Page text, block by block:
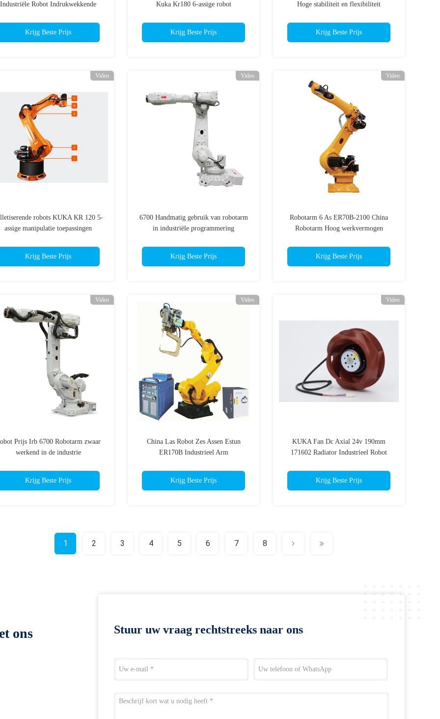
Industriële Robot Indrukwekkende
Krijg Beste Prijs
Kuka Kr180 6-assige robot
Krijg Beste Prijs
Hoge stabiliteit en flexibiliteit
Krijg Beste Prijs
Video
robots KUKA KR 120 5-
assige manipulatie toepassingen
Krijg Beste Prijs
Video
6700 Handmatig gebruik van robotarm
in industriële programmering
Krijg Beste Prijs
Video
Robotarm 6 As ER70B-2100 China
Robotarm Hoog werkvermogen
Krijg Beste Prijs
Video
Prijs Irb 6700 Robotarm zwaar
werkend in de industrie
Krijg Beste Prijs
Video
China Las Robot Zes Assen Estun
ER170B Industrieel Arm
Krijg Beste Prijs
Video
KUKA Fan Dc Axial 24v 190mm
171602 Radiator Industrieel Robot
Krijg Beste Prijs
1 2 3 4 5 6 7 8
ons Stuur uw vraag rechtstreeks naar ons